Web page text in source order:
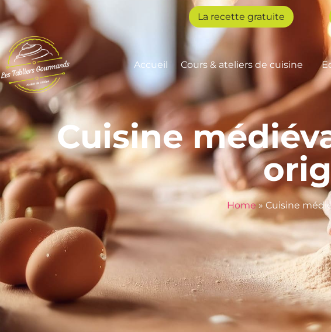
La recette gratuite
Accueil Cours & ateliers de cuisine
Cuisine
Home» Cuisine